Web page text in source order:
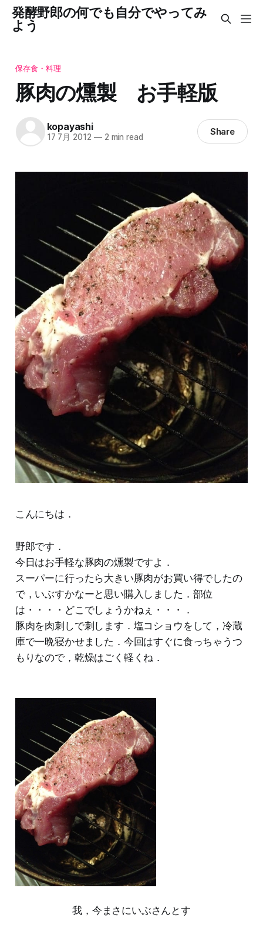
発酵野郎の何でも自分でやってみ
よう
保存食・料理
豚肉の燻製 お手軽版
kopayashi
17 7月 2012 —2 min read Share
こんにちは．
野郎です．
今日はお手軽な豚肉の燻製ですよ．
スーパーに行ったら大きい豚肉がお買い得でしたの
で，いぶすかなーと思い購入しました．部位
は・・・・どこでしょうかねぇ・・・．
豚肉を肉刺しで刺します．塩コショウをして，冷蔵
庫で一晩寝かせました．今回はすぐに食っちゃうつ
もりなので，乾燥はごく軽くね．
我，今まさにいぶさんとす